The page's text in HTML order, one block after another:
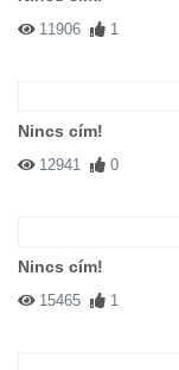
11906 1
Nincs cím!
12941 0
Nincs cím!
15465 1